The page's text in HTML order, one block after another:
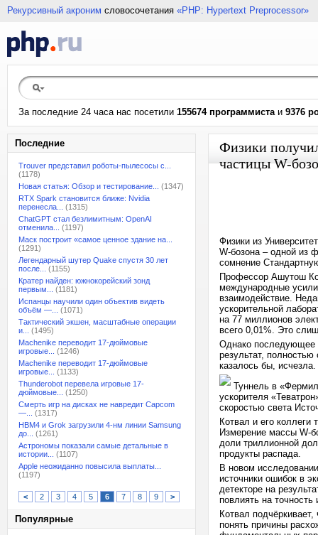
Рекурсивный акроним словосочетания «PHP: Hypertext Preprocessor»
За последние 24 часа нас посетили 155674 программистаи 9376
Последние
Trouver представил роботы-пылесосы с...
(1178)
Новая статья: Обзор и тестирование...
(1347)
RTX Spark становится ближе: Nvidia
перенесла...
(1315)
ChatGPT стал безлимитным: OpenAI
отменила...
(1197)
Маск построит «самое ценное здание на...
(1291)
Легендарный шутер Quake спустя 30 лет
после...
(1155)
Кратер найден: южнокорейский зонд
первым...
(1181)
Испанцы научили один объектив видеть
объём —...
(1071)
Тактический экшен, масштабные операции
и...
(1495)
Machenike переводит 17-дюймовые
игровые...
(1246)
Machenike переводит 17-дюймовые
игровые...
(1133)
Thunderobot перевела игровые 17-
дюймовые...
(1250)
Смерть игр на дисках не навредит Capcom
—...
(1317)
HBM4 и Grok загрузили 4-нм линии Samsung
до...
(1261)
Астрономы показали самые детальные в
истории...
(1107)
Apple неожиданно повысила выплаты...
(1197)
< 2 3 4 5 6 7 8 9 >
Популярные
Физики
частицы W-
Физики из
W-бозона – одной из
сомнение
Профессор Ашутош
международные
взаимодействие.
ускорительной
на 77 миллионов
всего 0,01%. Это
Однако последующее
результат,
казалось бы, исчезла.
Туннель в
ускорителя
скоростью света
Котвал и его
Измерение массы W-
доли триллионной
продукты распада.
В новом
источники ошибок в
детекторе на
повлиять на точность
Котвал
понять причины